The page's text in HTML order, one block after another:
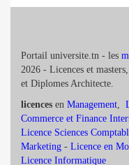
Portail universite.tn - les
2026 - Licences et
et Diplomes Architecte.
licences en Management,
Commerce et Finance
Licence Sciences
Marketing - Licence en
Licence Informatique